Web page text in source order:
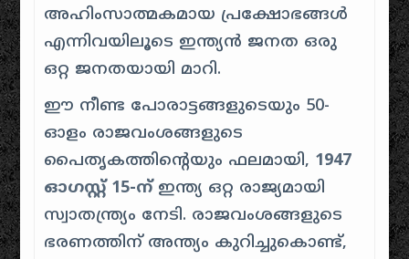
അഹിംസാത്മകമായ പ്രക്ഷോഭങ്ങൾ
എന്നിവയിലൂടെ ഇന്ത്യൻ ജനത ഒരു
ഒറ്റ ജനതയായി മാറി.
ഈ നീണ്ട പോരാട്ടങ്ങളുടെയും 50-
ഓളം രാജവംശങ്ങളുടെ
പൈതൃകത്തിൻ്റെയും ഫലമായി, 1947
ഓഗസ്റ്റ് 15-ന്ഇന്ത്യ ഒറ്റ രാജ്യമായി
സ്വാതന്ത്ര്യം നേടി. രാജവംശങ്ങളുടെ
ഭരണത്തിന് അന്ത്യം കുറിച്ചുകൊണ്ട്,